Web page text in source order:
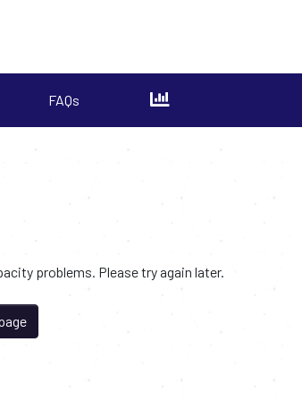
FAQs
problems. Please try again later.